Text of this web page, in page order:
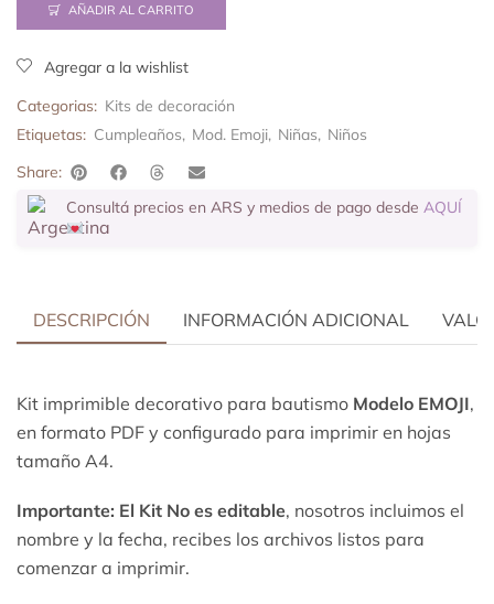
AÑADIR AL CARRITO
Agregar a la wishlist
Categorias: Kits de decoración
Etiquetas: Cumpleaños, Mod. Emoji, Niñas, Niños
Share:
Consultá precios en ARS y medios de pago desde AQUÍ
DESCRIPCIÓN INFORMACIÓN ADICIONAL
Kit imprimible decorativo para bautismo Modelo EMOJI,
en formato PDF y configurado para imprimir en hojas
tamaño A4.
Importante: El Kit No es editable, nosotros incluimos el
nombre y la fecha, recibes los archivos listos para
comenzar a imprimir.